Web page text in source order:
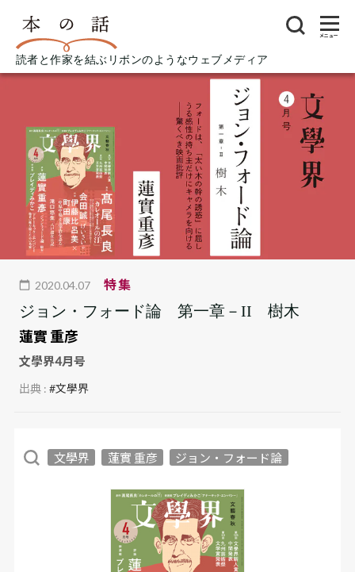
読者と作家を結ぶリボンのようなウェブメディア
メニュー
2020.04.07 特集
ジョン・フォード論 第一章－II 樹木
蓮實 重彦
文學界4月号
出典 :#文學界
文學界 蓮實 重彦 ジョン・フォード論